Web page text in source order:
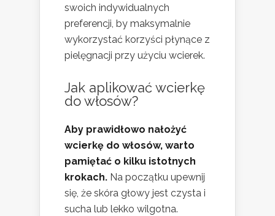
swoich indywidualnych
preferencji, by maksymalnie
wykorzystać korzyści płynące z
pielęgnacji przy użyciu wcierek.
Jak aplikować wcierkę
do włosów?
Aby prawidłowo nałożyć
wcierkę do włosów, warto
pamiętać o kilku istotnych
krokach. Na początku upewnij
się, że skóra głowy jest czysta i
sucha lub lekko wilgotna.